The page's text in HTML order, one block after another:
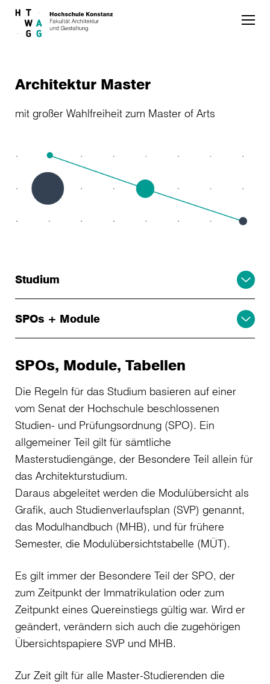
Skip to main content
Architektur Master
mit großer Wahlfreiheit zum Master of Arts
Studium
SPOs + Module
SPOs, Module, Tabellen
Die Regeln für das Studium basieren auf einer
vom Senat der Hochschule beschlossenen
Studien- und Prüfungsordnung (SPO). Ein
allgemeiner Teil gilt für sämtliche
Masterstudiengänge, der Besondere Teil allein für
das Architekturstudium.
Daraus abgeleitet werden die Modulübersicht als
Grafik, auch Studienverlaufsplan (SVP) genannt,
das Modulhandbuch (MHB), und für frühere
Semester, die Modulübersichtstabelle (MÜT).
Es gilt immer der Besondere Teil der SPO, der
zum Zeitpunkt der Immatrikulation oder zum
Zeitpunkt eines Quereinstiegs gültig war. Wird er
geändert, verändern sich auch die zugehörigen
Übersichtspapiere SVP und MHB.
Zur Zeit gilt für alle Master-Studierenden die